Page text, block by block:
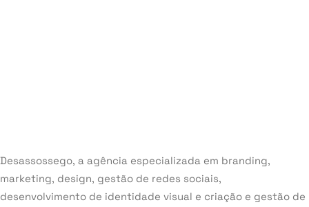
Desassossego, a agência especializada em branding,
marketing, design, gestão de redes sociais,
desenvolvimento de identidade visual e criação e gestão de